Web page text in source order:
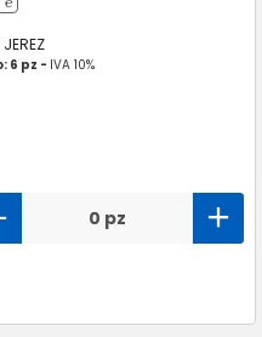
6 pz - IVA 10%
0 pz